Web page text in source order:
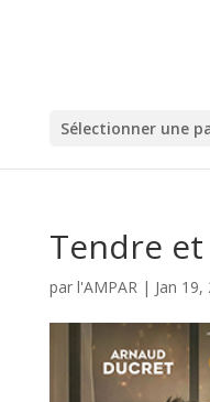
Sélectionner une
Tendre
par l'AMPAR| Jan 19,